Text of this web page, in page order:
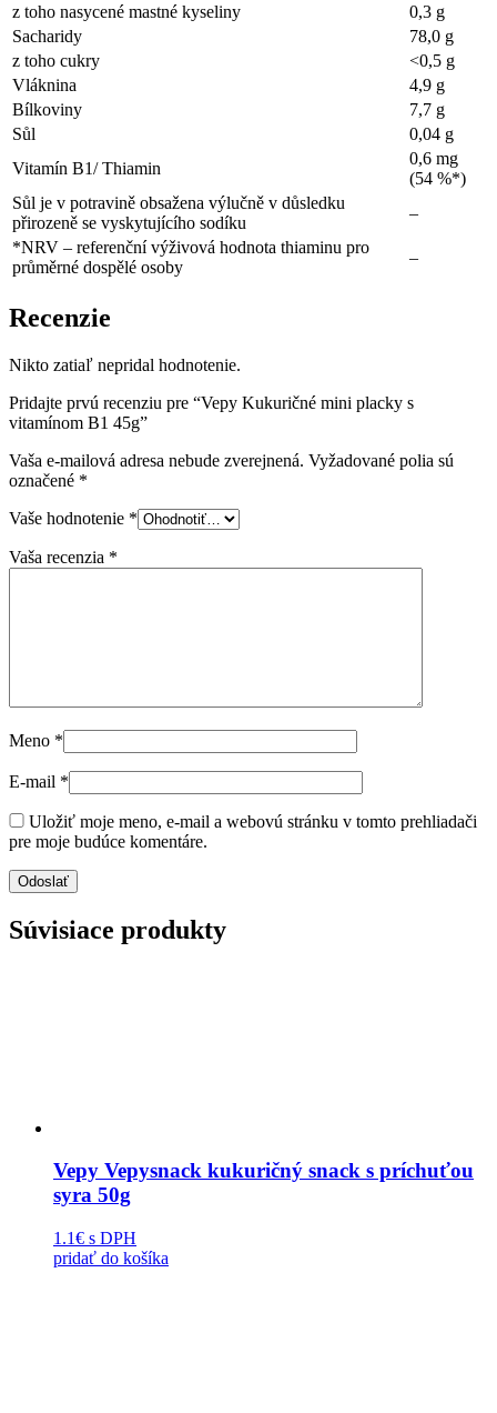
z toho nasycené mastné kyseliny
0,3 g
Sacharidy
78,0 g
z toho cukry
<0,5 g
Vláknina
4,9 g
Bílkoviny
7,7 g
Sůl
0,04 g
Vitamín B1/ Thiamin
0,6 mg
(54 %*)
Sůl je v potravině obsažena výlučně v důsledku
přirozeně se vyskytujícího sodíku
–
*NRV – referenční výživová hodnota thiaminu pro
průměrné dospělé osoby
–
Recenzie
Nikto zatiaľ nepridal hodnotenie.
Pridajte prvú recenziu pre “Vepy Kukuričné mini placky s
vitamínom B1 45g”
Vaša e-mailová adresa nebude zverejnená. Vyžadované polia sú
označené *
Vaše hodnotenie *
Vaša recenzia *
Meno *
E-mail *
Uložiť moje meno, e-mail a webovú stránku v tomto prehliadači
pre moje budúce komentáre.
Súvisiace produkty
Vepy Vepysnack kukuričný snack s príchuťou
syra 50g
1.1€ s DPH
pridať do košíka